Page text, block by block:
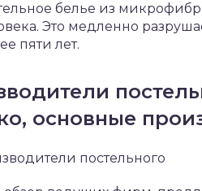
белье из
Это медленно
пяти лет.
основные